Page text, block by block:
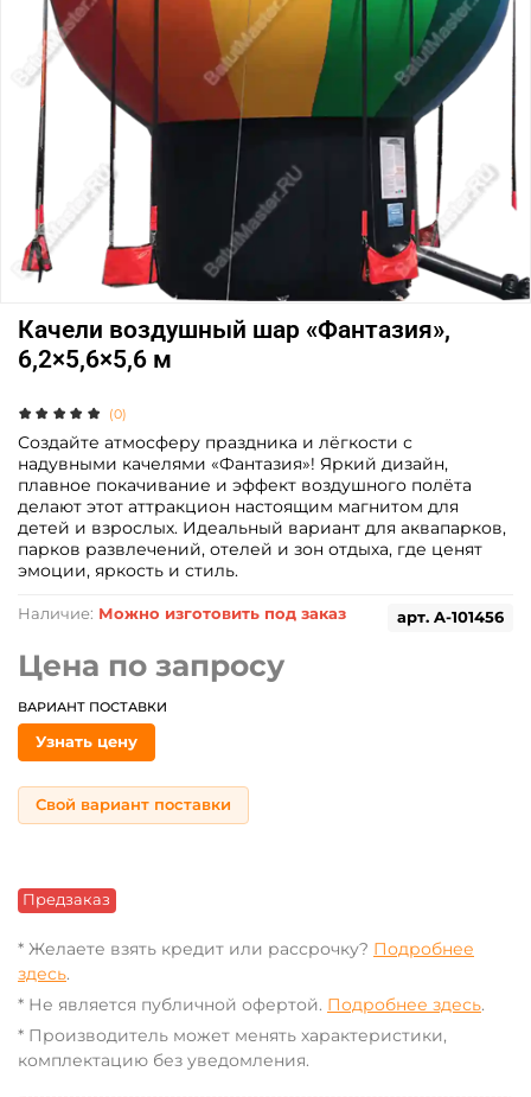
(0)
арт. A-101456
Наличие: Можно изготовить под заказ
Предзаказ
Качели воздушный шар «Фантазия»,
6,2×5,6×5,6 м
Цена по запросу
ВАРИАНТ ПОСТАВКИ
Узнать цену
Свой вариант поставки
Создайте атмосферу праздника и лёгкости с
надувными качелями «Фантазия»! Яркий дизайн,
плавное покачивание и эффект воздушного полёта
делают этот аттракцион настоящим магнитом для
детей и взрослых. Идеальный вариант для аквапарков,
парков развлечений, отелей и зон отдыха, где ценят
эмоции, яркость и стиль.
* Желаете взять кредит или рассрочку? Подробнее
здесь.
* Не является публичной офертой. Подробнее здесь.
* Производитель может менять характеристики,
комплектацию без уведомления.